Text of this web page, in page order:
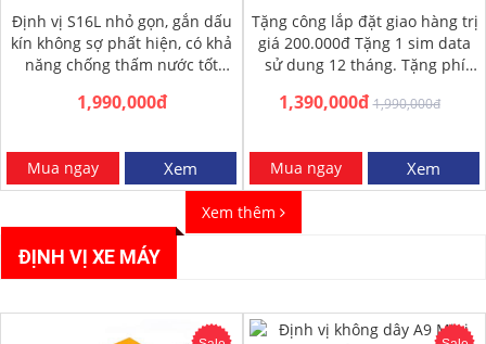
Định vị S16L nhỏ gọn, gắn dấu
kín không sợ phất hiện, có khả
năng chống thấm nước tốt
1,990,000đ
Mua ngay Xem
Tặng công lắp đặt giao hàng trị
giá 200.000đ Tặng 1 sim data
sử dung 12 tháng. Tặng phí
1,390,000đ 1,990,000đ
Mua ngay Xem
Xem thêm
ĐỊNH VỊ XE MÁY